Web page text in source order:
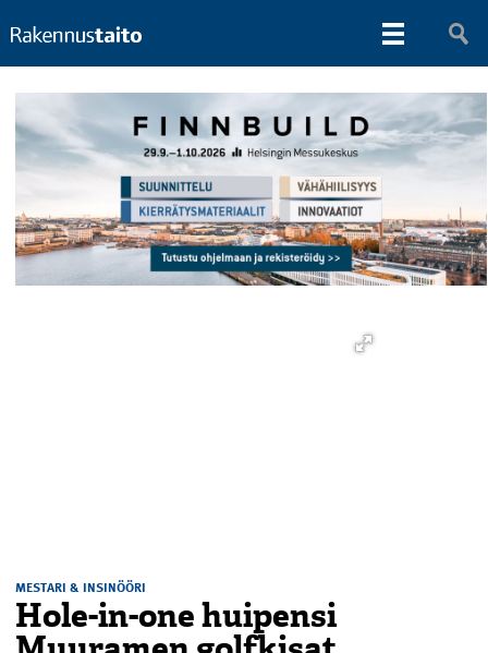
MESTARI & INSINÖÖRI
Hole-in-one huipensi